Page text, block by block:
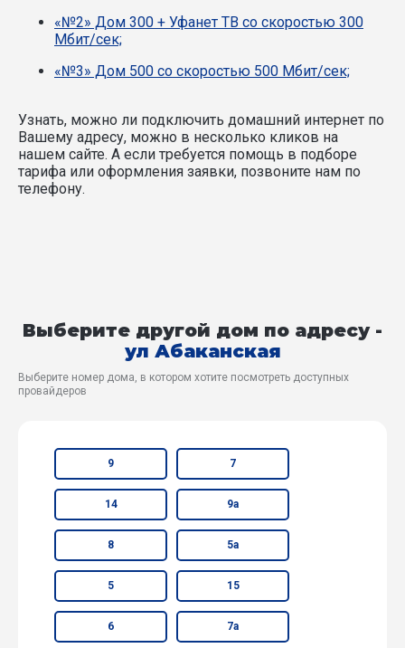
«№2» Дом 300 + Уфанет ТВ со скоростью 300
Мбит/сек;
«№3» Дом 500 со скоростью 500 Мбит/сек;
Узнать, можно ли подключить домашний интернет по
Вашему адресу, можно в несколько кликов на
нашем сайте. А если требуется помощь в подборе
тарифа или оформления заявки, позвоните нам по
телефону.
Выберите другой дом по адресу -
ул Абаканская
Выберите номер дома, в котором хотите посмотреть доступных
провайдеров
9 7
14 9а
8 5а
5 15
6 7а